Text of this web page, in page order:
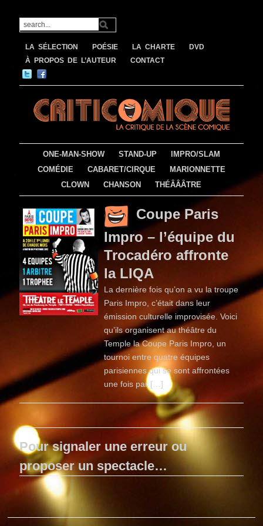
LA SÉLECTION POÉSIE LA CHARTE
DVD
À PROPOS DE L’AUTEUR
CONTACT
ONE-MAN-SHOW STAND-UP
IMPRO/SLAM
COMÉDIE
CABARET/CIRQUE
MARIONNETTE
CLOWN
CHANSON THÉÂÂÂTRE
Coupe Paris
Impro – l’équipe du
Trocadéro affronte
la LIQA
La dernière fois qu’on a vu la troupe
Paris Impro, c’était dans leur
émission culturelle improvisée. Voici
qu’ils organisent au théâtre du
Temple la Coupe Paris Impro, un
tournoi entre quatre équipes
parisiennes qui se sont affrontées
une fois par […]
Pour signaler une erreur ou
proposer un spectacle…